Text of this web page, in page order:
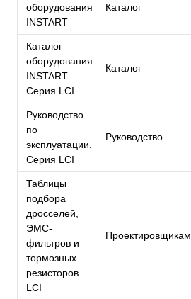
оборудования
INSTART
Каталог
Каталог
оборудования
INSTART.
Серия LCI
Каталог
Руководство
по
эксплуатации.
Серия LCI
Руководство
Таблицы
подбора
дросселей,
ЭМС-
фильтров и
тормозных
резисторов
LCI
Проектировщикам